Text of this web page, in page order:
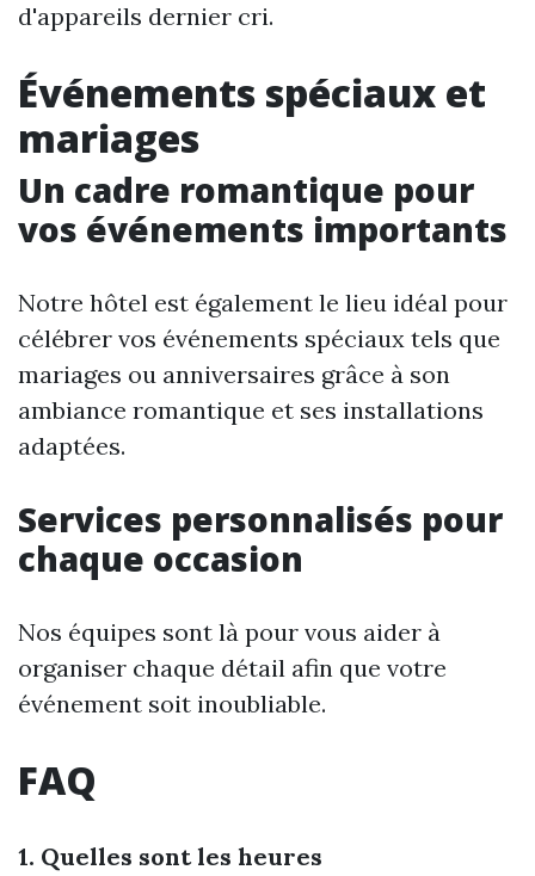
d'appareils dernier cri.
Événements spéciaux et
mariages
Un cadre romantique pour
vos événements importants
Notre hôtel est également le lieu idéal pour
célébrer vos événements spéciaux tels que
mariages ou anniversaires grâce à son
ambiance romantique et ses installations
adaptées.
Services personnalisés pour
chaque occasion
Nos équipes sont là pour vous aider à
organiser chaque détail afin que votre
événement soit inoubliable.
FAQ
1. Quelles sont les heures